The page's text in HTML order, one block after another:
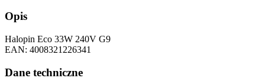
Opis
Halopin Eco 33W 240V G9
EAN: 4008321226341
Dane techniczne